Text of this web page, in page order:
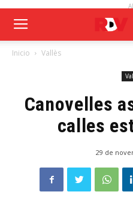
Inicio Vallès
Canovelles
calles
29 de